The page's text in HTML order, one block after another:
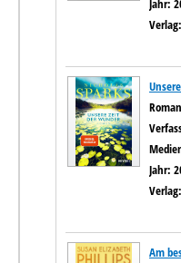
Jahr:
Verlag:
Roman
Jahr:
Verlag:
Am